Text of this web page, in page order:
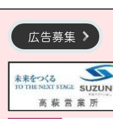
広告募集